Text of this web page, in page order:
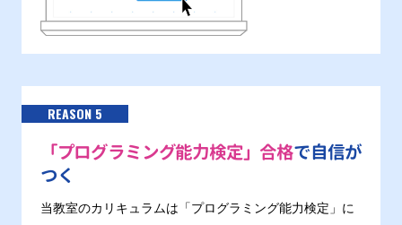
REASON 5
「プログラミング能力検定」合格で自信が
つく
当教室のカリキュラムは「プログラミング能力検定」に